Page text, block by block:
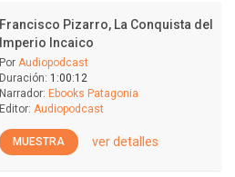
Francisco Pizarro, La Conquista del
Imperio Incaico
Por Audiopodcast
Duración: 1:00:12
Narrador: Ebooks Patagonia
Editor: Audiopodcast
MUESTRA ver detalles